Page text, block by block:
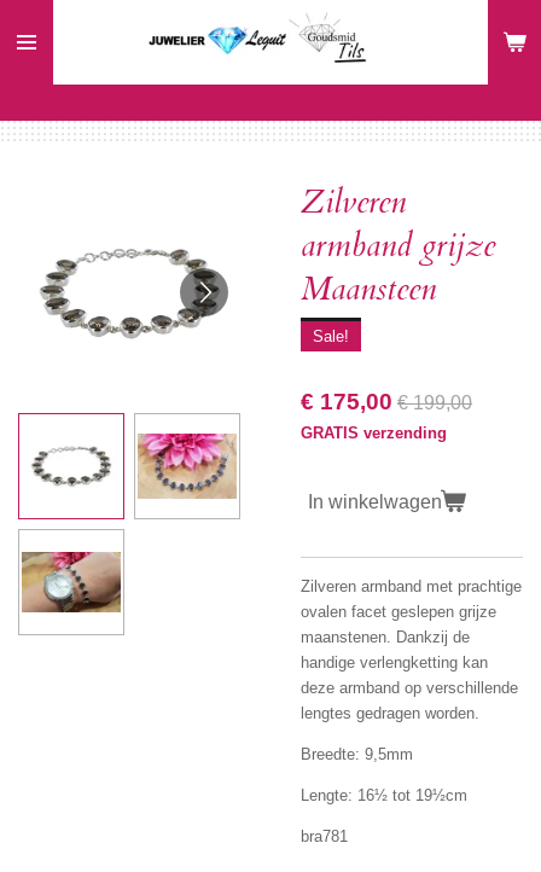
direct
hoofdinhoud
Zilveren
armband grijze
Maansteen
Sale!
€ 175,00 € 199,00
GRATIS verzending
In winkelwagen
Zilveren armband met prachtige
ovalen facet geslepen grijze
maanstenen. Dankzij de
handige verlengketting kan
deze armband op verschillende
lengtes gedragen worden.
Breedte: 9,5mm
Lengte: 16½ tot 19½cm
bra781